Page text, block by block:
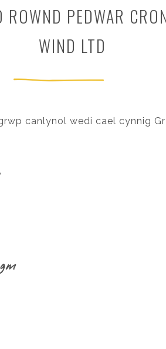
PEDWAR
WIND LTD
canlynol wedi cael cynnig